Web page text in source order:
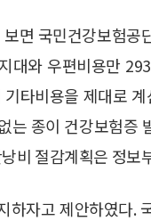
면 국민건강보험
대와 우편비용만
타비용을 제대로
는 종이 건강보험증
비 절감계획은 정보
하자고 제안하였다.